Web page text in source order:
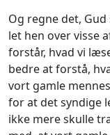
Og regne det,
let hen over visse
forstår, hvad vi
bedre at forstå,
vort gamle
for at det syndige
ikke mere skulle